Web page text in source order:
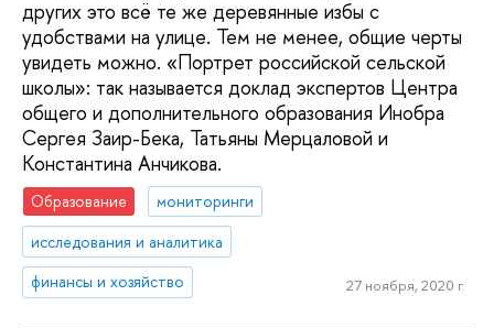
других это всё те же деревянные избы с
удобствами на улице. Тем не менее, общие черты
увидеть можно. «Портрет российской сельской
школы»: так называется доклад экспертов Центра
общего и дополнительного образования Инобра
Сергея Заир-Бека, Татьяны Мерцаловой и
Константина Анчикова.
Образование
мониторинги
исследования и аналитика
финансы и хозяйство
27 ноября, 2020 г.